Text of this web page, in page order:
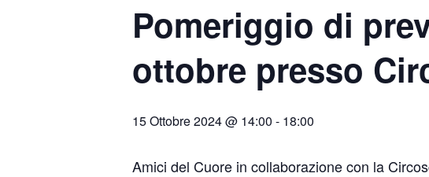
Pomeriggio di
ottobre presso
15 Ottobre 2024 @ 14:00 - 18:00
Amici del Cuore in collaborazione con la